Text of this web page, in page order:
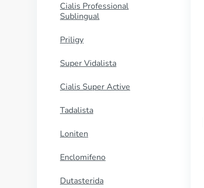
Cialis Professional
Sublingual
Priligy
Super Vidalista
Cialis Super Active
Tadalista
Loniten
Enclomifeno
Dutasterida